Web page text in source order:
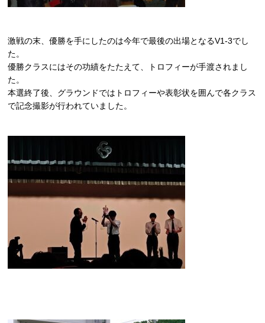
激戦の末、優勝を手にしたのは今年で最後の出場となるV1-3でし
た。
優勝クラスにはその功績をたたえて、トロフィーが手渡されまし
た。
本選終了後、グラウンドではトロフィーや表彰状を囲んで各クラス
で記念撮影が行われていました。